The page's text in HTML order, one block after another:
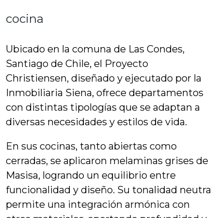
cocina
Ubicado en la comuna de Las Condes,
Santiago de Chile, el Proyecto
Christiensen, diseñado y ejecutado por la
Inmobiliaria Siena, ofrece departamentos
con distintas tipologías que se adaptan a
diversas necesidades y estilos de vida.
En sus cocinas, tanto abiertas como
cerradas, se aplicaron melaminas grises de
Masisa, logrando un equilibrio entre
funcionalidad y diseño. Su tonalidad neutra
permite una integración armónica con